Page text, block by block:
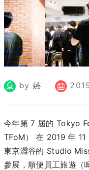
by嬿
今年第 7 屆的 Tokyo
TFoM） 在 2019 年 11
東京澀谷的 Studio
參展，順便員工旅遊（